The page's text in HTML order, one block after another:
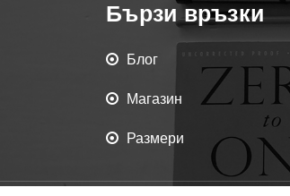
Бързи връзки
Блог
Магазин
Размери